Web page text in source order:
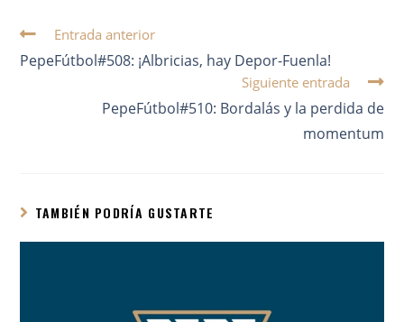
Entrada anterior
PepeFútbol#508: ¡Albricias, hay Depor-Fuenla!
Siguiente entrada
PepeFútbol#510: Bordalás y la perdida de
momentum
TAMBIÉN PODRÍA GUSTARTE